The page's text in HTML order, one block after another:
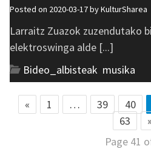
Posted on 2020-03-17 byKulturSharea
Larraitz Zuazok zuzendutako
elektroswinga alde [...]
Bideo_albisteak musika
« 1 … 39 40
63
»
Page 41